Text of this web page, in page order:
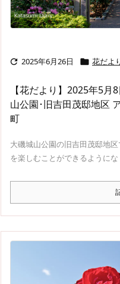
 2025年6月26日  花だよ
【花だより】2025年5
山公園･旧吉田茂邸地区
町
大磯城山公園の旧吉田茂邸地
を楽しむことができるようにな